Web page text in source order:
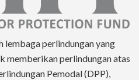
lembaga perlindungan yang
memberikan perlindungan atas
Pemodal (DPP),